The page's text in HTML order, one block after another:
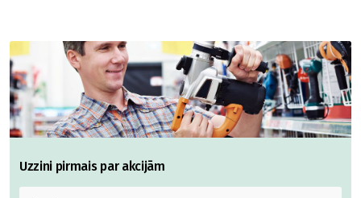
Uzzini pirmais par akcijām